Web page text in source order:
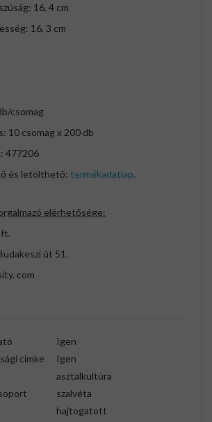
16, 4 cm
16, 3 cm
csomag
10 csomag x 200 db
477206
és letölthető: termékadatlap.
elérhetősége:
út 51.
com
Igen
címke
Igen
asztalkultúra
szalvéta
hajtogatott